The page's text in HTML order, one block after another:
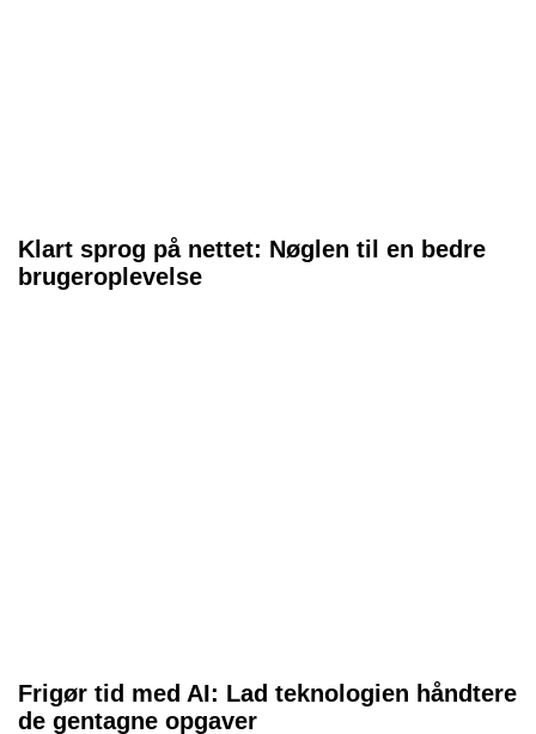
Klart sprog på nettet: Nøglen til en bedre
brugeroplevelse
Frigør tid med AI: Lad teknologien håndtere
de gentagne opgaver